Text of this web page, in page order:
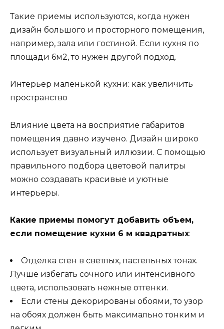
Такие приемы используются, когда нужен
дизайн большого и просторного помещения,
например, зала или гостиной. Если кухня по
площади 6м2, то нужен другой подход.
Интерьер маленькой кухни: как увеличить
пространство
Влияние цвета на восприятие габаритов
помещения давно изучено. Дизайн широко
использует визуальный иллюзии. С помощью
правильного подбора цветовой палитры
можно создавать красивые и уютные
интерьеры.
Какие приемы помогут добавить объем,
если помещение кухни 6 м квадратных:
Отделка стен в светлых, пастельных тонах.
Лучше избегать сочного или интенсивного
цвета, использовать нежные оттенки.
Если стены декорированы обоями, то узор
на обоях должен быть максимально тонким и